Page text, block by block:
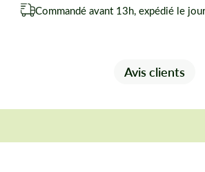
Commandé avant 13h, expédié le
Avis clients